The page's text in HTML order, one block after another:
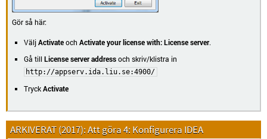
Gör så här:
VäljActivateoch Activate your license with: License server.
Gå till License server addressoch skriv/klistra in
http://appserv.ida.liu.se:4900/
TryckActivate
Att göra 4: Konfigurera IDEA